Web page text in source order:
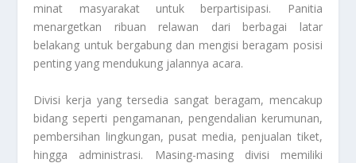
minat masyarakat untuk berpartisipasi. Panitia
menargetkan ribuan relawan dari berbagai latar
belakang untuk bergabung dan mengisi beragam posisi
penting yang mendukung jalannya acara.
Divisi kerja yang tersedia sangat beragam, mencakup
bidang seperti pengamanan, pengendalian kerumunan,
pembersihan lingkungan, pusat media, penjualan tiket,
hingga administrasi. Masing-masing divisi memiliki